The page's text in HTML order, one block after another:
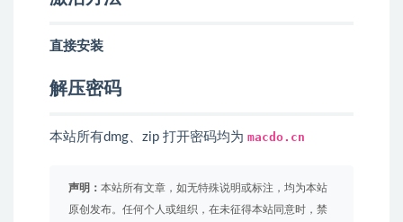
直接安装
解压密码
本站所有dmg、zip 打开密码均为 macdo.cn
声明： 本站所有文章，如无特殊说明或标注，均为本站
原创发布。任何个人或组织，在未征得本站同意时，禁